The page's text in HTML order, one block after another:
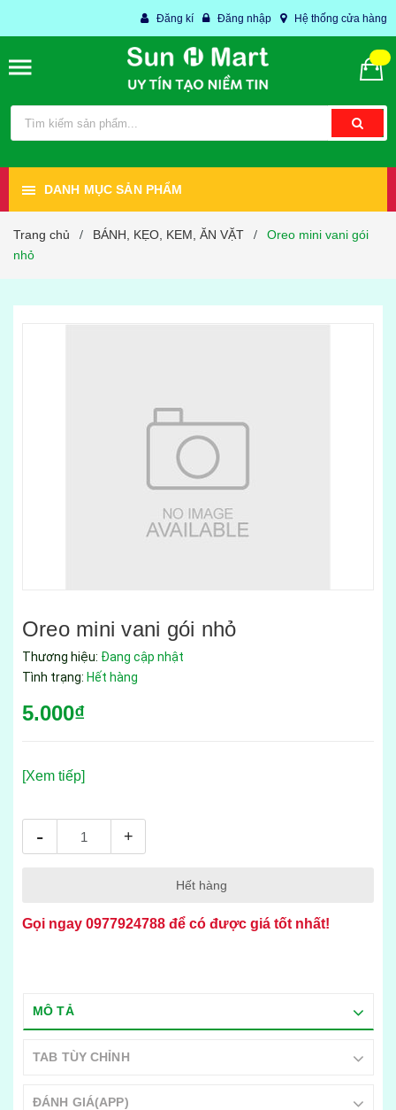
Đăng kí Đăng nhập Hệ thống cửa hàng
DANH MỤC SẢN PHẨM
Trang chủ / BÁNH, KẸO, KEM, ĂN VẶT /
Oreo mini vani gói
nhỏ
Oreo mini vani gói nhỏ
Thương hiệu: Đang cập nhật
Tình trạng: Hết hàng
5.000₫
[Xem tiếp]
- +
Hết hàng
Gọi ngay 0977924788 để có được giá tốt nhất!
MÔ TẢ
TAB TÙY CHỈNH
ĐÁNH GIÁ(APP)